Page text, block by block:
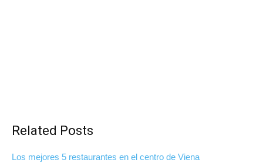
Related Posts
Los mejores 5 restaurantes en el centro de Viena